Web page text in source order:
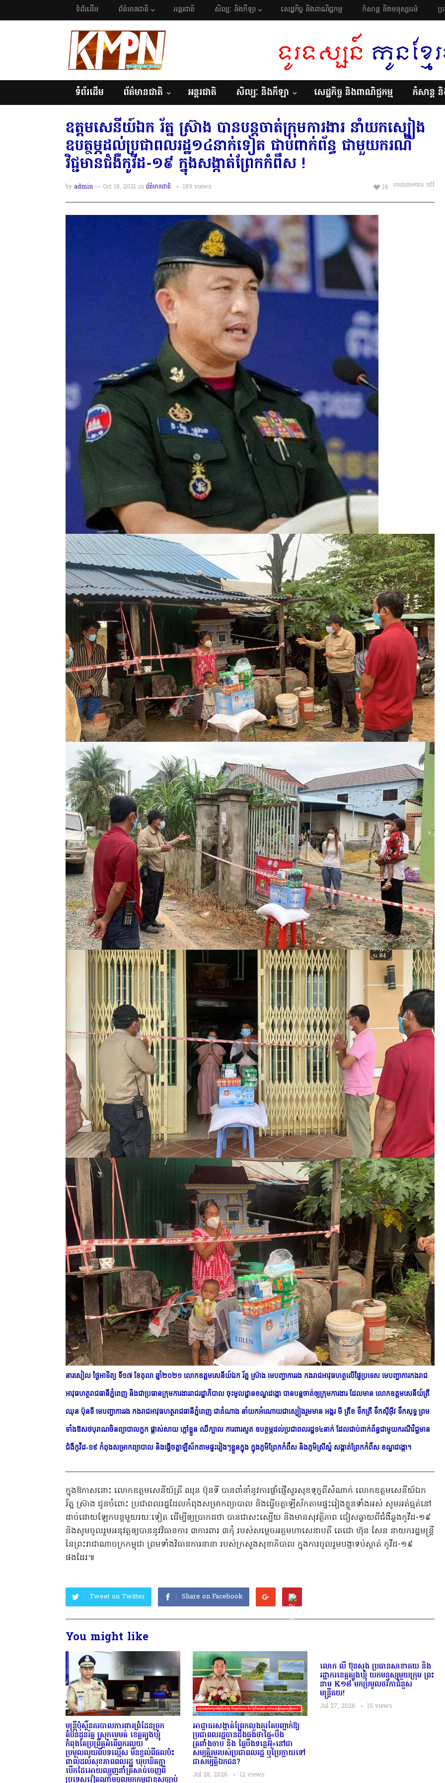
ទំព័រដើម ព័ត៌មានជាតិ អន្តរជាតិ សិល្បៈ និងកីឡា សេដ្ឋកិច្ច និងពាណិជ្ជកម្ម កំសាន្ត និងមនុស្សធម៌ ប្
ទំព័រដើម ព័ត៌មានជាតិ អន្តរជាតិ សិល្បៈ និងកីឡា សេដ្ឋកិច្ច និងពាណិជ្ជកម្ម កំសាន្ត
ឧត្តមសេនីយ៍ឯក រ័ត្ន ស្រ៊ាង បានបន្តចាត់ក្រុមការងារ នាំយកស្បៀង
ឧបត្ថម្ភដល់ប្រជាពលរដ្ឋ១៤នាក់ទៀត ជាប់ពាក់ព័ន្ធ ជាមួយករណី
វិជ្ជមានជំងឺកូវីដ-១៩ ក្នុងសង្កាត់ព្រែកកំពឹស !
by admin — Oct 18, 2021 in ព័ត៌មានជាតិ 189 views comments off
16
នារសៀល ថ្ងៃអាទិត្យ ទី១៧ ខែតុលា ឆ្នាំ២០២១ លោកឧត្តមសេនីយ៍ឯក រ័ត្ន ស្រ៊ាង មេបញ្ជាការរង កងរាជអាវុធហត្ថលើផ្ទៃប្រទេស មេបញ្ជាការកងរាជ
អាវុធហត្ថរាជធានីភ្នំពេញ និងជាប្រធានក្រុមការងាររាជរដ្ឋាភិបាល ចុះមូលដ្ឋានខណ្ឌដង្កោ បានបន្តចាត់ឲ្យក្រុមការងារ ដែលមាន លោកឧត្ដមសេនីយ៍ត្រី
ឈុន ប៊ុនទី មេបញ្ជាការរង កងរាជអាវុធហត្ថរាជធានីភ្នំពេញ ជាតំណាង នាំយកអំណោយជាស្បៀងរួមមាន អង្ករ មី ត្រីខ ទឹកត្រី ទឹកស៊ីអ៊ីវ ទឹកសុទ្ធ ព្រម
ទាំងឱសថបុរាណចិនព្យាបាលក្អក ផ្តាស់សាយ ក្តៅខ្លួន ឈឺក្បាល ការពារសួត ឧបត្ថម្ភដល់ប្រជាពលរដ្ឋ១៤នាក់ ដែលជាប់ពាក់ព័ន្ធជាមួយករណីវិជ្ជមាន
ជំងឺកូវីដ-១៩ កំពុងសម្រាកព្យាបាល និងធ្វើចត្តាឡីស័កតាមផ្ទះរៀងៗខ្លួនក្នុង ក្នុងភូមិព្រែកកំពឹស និងភូមិស្រីស្នំ សង្កាត់ព្រែកកំពឹស ខណ្ឌដង្កោ។
ក្នុងឱកាសនោះ លោកឧត្ដមសេនីយ៍ត្រី ឈុន ប៊ុនទី បានពាំនាំនូវការផ្តាំផ្ញើសួរសុខទុក្ខពីសំណាក់ លោកឧត្តមសេនីយ៍ឯក
រ័ត្ន ស្រ៊ាង ជូនចំពោះ ប្រជាពលរដ្ឋដែលកំពុងសម្រាកព្យាបាល និងធ្វើចត្តាឡីស័កតាមផ្ទះរៀងខ្លួនទាំងអស់ សូមអត់ធ្មត់នៅ
ដាច់ដោយឡែកបន្តមួយរយៈទៀត ដើម្បីឲ្យប្រាកដថា បានជាសះស្បើយ និងមានសុវត្ថិភាព ជៀសឆ្ងាយពីជំងឺឆ្លងកូវីដ-១៩
និងសូមចូលរួមអនុវត្តឲ្យបាននូវវិធានការ ៣ការពារ ៣កុំ របស់សម្តេចអគ្គមហាសេនាបតី តេជោ ហ៊ុន សែន នាយករដ្ឋមន្ត្រី
នៃព្រះរាជាណាចក្រកម្ពុជា ព្រមទាំងវិធានការនានា របស់ក្រសួងសុខាភិបាល ក្នុងការចូលរួមបង្កាទប់ស្កាត់ កូវីដ-១៩
ផងដែរ៕
Tweet on Twitter Share on Facebook
You might like
មន្ត្រីប៉ុស្តិ៍នគរបាលការពារព្រំដែនច្រក
តំបន់ដូនរ័ត្ន ស្រុកមេមត់ ខេត្តត្បូងឃ្មុំ
កំពុងតែប្រព្រឹត្តអំពើពុករលួយ
ប្រមូលលុយពីបទល្មើស មិនខ្វល់ពីផលប៉ះ
ពាល់ដល់សុខភាពពលរដ្ឋ ឃុបឃិតគ្នា
បើកដៃអោយឈ្មួញនាំត្រីសាច់ចេញពី
ប្រទេសវៀតណាមចូលមកកម្ពុជាខុសច្បាប់
អាជ្ញាធរសង្កាត់ព្រែកលួងគួរតែបញ្ជាក់ឱ្យ
ប្រជាពលរដ្ឋបានដឹងផងថាផ្ទៃ«បឹង
ត្រពាំងចាប និង ផ្ទៃបឹងទន្លេអ៊ុ»នៅជា
សម្បត្តិរួមរបស់ប្រជាពលរដ្ឋ ឬប្រែក្លាយទៅ
ជាសម្បត្តិឯកជន?
Jul 28, 2026 12 views
លោក លី ប៊ុនសុង ប្រធានសាខាគយ និង
រដ្ឋាករខេត្តត្បូងឃ្មុំ យកមនុស្សមួយក្រុម ព្រះ
នាម K១៨ មកប្រមូលថវិកាជំនួស
មន្ត្រីគយ!
Jul 27, 2026 15 views